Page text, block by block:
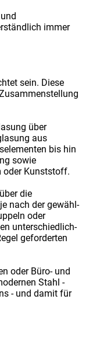
immer
sein. Diese
über
aus
bis hin
sowie
oder Kunststoff.
die
nach der ge­wähl­
oder
unter­schied­lich­
geforderten
oder Büro- und
Stahl -
- und damit für